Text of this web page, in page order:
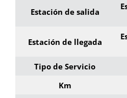
Estación de salida
Estación de llegada
Tipo de Servicio
Km